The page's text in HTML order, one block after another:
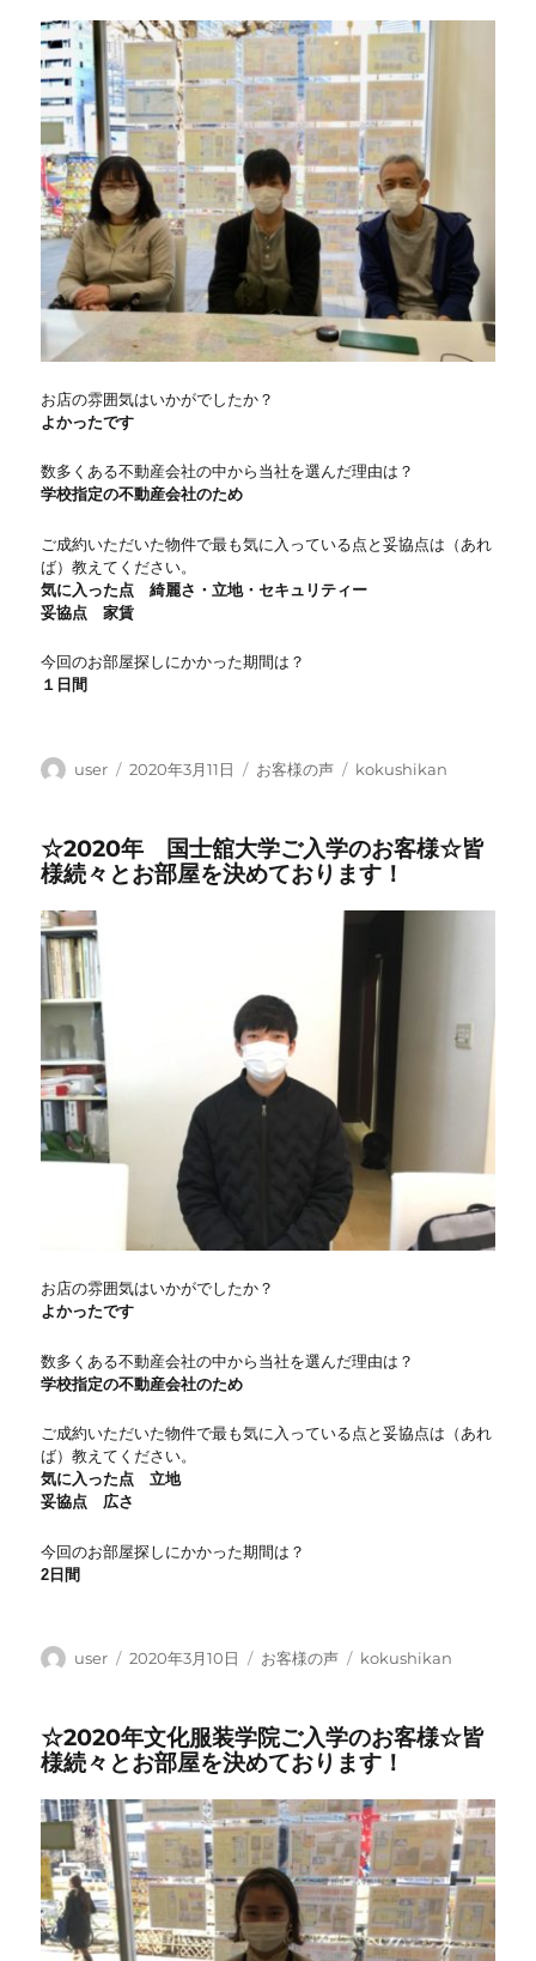
お店の雰囲気はいかがでしたか？
よかったです
数多くある不動産会社の中から当社を選んだ理由は？
学校指定の不動産会社のため
ご成約いただいた物件で最も気に入っている点と妥協点は（あれ
ば）教えてください。
気に入った点 綺麗さ・立地・セキュリティー
妥協点 家賃
今回のお部屋探しにかかった期間は？
１日間
投
user
投
2020年3月11日
カ
リ
ー
お客様の声
タ
kokushikan
☆2020年 国士舘大学ご入学のお客様☆皆
様続々とお部屋を決めております！
お店の雰囲気はいかがでしたか？
よかったです
数多くある不動産会社の中から当社を選んだ理由は？
学校指定の不動産会社のため
ご成約いただいた物件で最も気に入っている点と妥協点は（あれ
ば）教えてください。
気に入った点 立地
妥協点 広さ
今回のお部屋探しにかかった期間は？
2日間
投
user
投
2020年3月10日
カ
リ
ー
お客様の声
タ
kokushikan
☆2020年文化服装学院ご入学のお客様☆皆
様続々とお部屋を決めております！